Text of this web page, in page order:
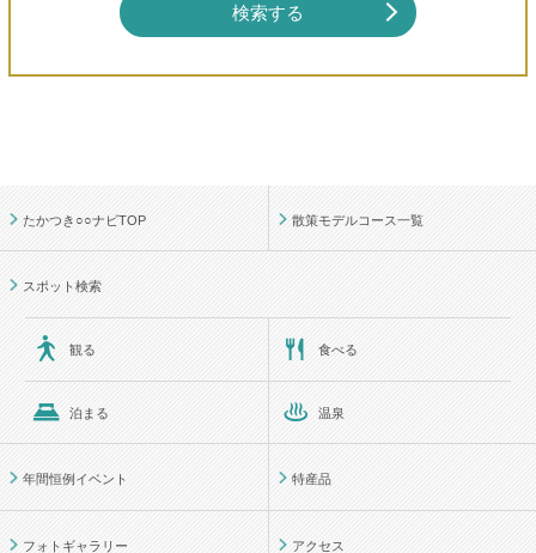
検索する
たかつき○○ナビTOP 散策モデルコース一覧
スポット検索
観る 食べる
泊まる 温泉
年間恒例イベント 特産品
フォトギャラリー アクセス